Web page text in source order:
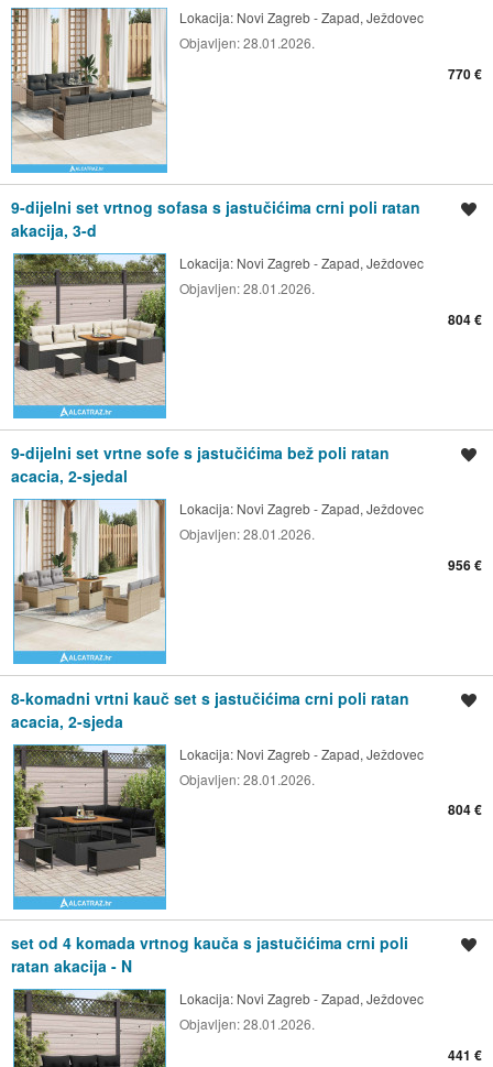
Lokacija: Novi Zagreb - Zapad, Ježdovec
Objavljen:28.01.2026.
770 €
9-dijelni set vrtnog sofasa s jastučićima crni poli ratan
akacija, 3-d
Lokacija: Novi Zagreb - Zapad, Ježdovec
Objavljen:28.01.2026.
804 €
9-dijelni set vrtne sofe s jastučićima bež poli ratan
acacia, 2-sjedal
Lokacija: Novi Zagreb - Zapad, Ježdovec
Objavljen:28.01.2026.
956 €
8-komadni vrtni kauč set s jastučićima crni poli ratan
acacia, 2-sjeda
Lokacija: Novi Zagreb - Zapad, Ježdovec
Objavljen:28.01.2026.
804 €
set od 4 komada vrtnog kauča s jastučićima crni poli
ratan akacija - N
Lokacija: Novi Zagreb - Zapad, Ježdovec
Objavljen:28.01.2026.
441 €